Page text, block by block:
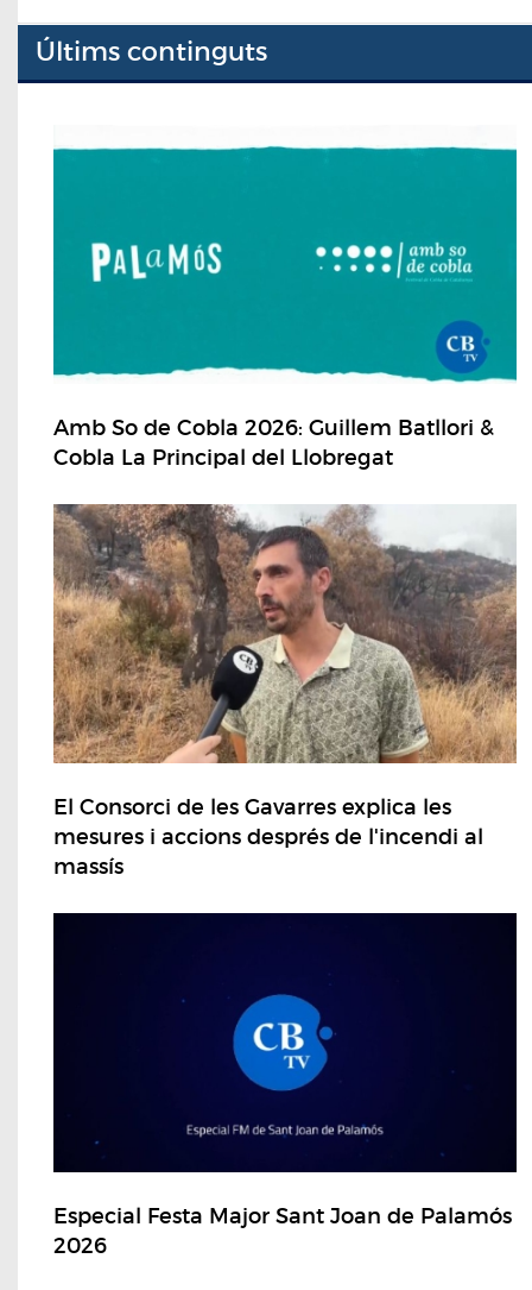
Últims continguts
Amb So de Cobla 2026: Guillem Batllori &
Cobla La Principal del Llobregat
El Consorci de les Gavarres explica les
mesures i accions després de l'incendi al
massís
Especial Festa Major Sant Joan de Palamós
2026